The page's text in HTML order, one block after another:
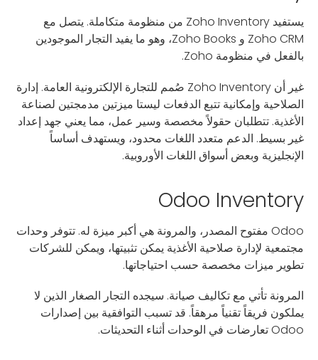
يستفيد Zoho Inventory من منظومة متكاملة. يتصل مع
Zoho CRM و Zoho Books، وهو ما يفيد التجار الموجودين
بالفعل في منظومة Zoho.
غير أن Zoho Inventory صُمم للتجارة الإلكترونية العامة. إدارة
الصلاحية وإمكانية تتبع الدفعات ليستا ميزتين مدمجتين لصناعة
الأغذية. تتطلبان حقولاً مخصصة وسير عمل، مما يعني جهد إعداد
غير بسيط. الدعم متعدد اللغات محدود، ويستهدف أساساً
الإنجليزية وبعض أسواق اللغات الأوروبية.
Odoo Inventory
Odoo مفتوح المصدر، والمرونة هي أكبر ميزة له. تتوفر وحدات
مجتمعية لإدارة صلاحية الأغذية يمكن تثبيتها، ويمكن للشركات
تطوير ميزات مخصصة حسب احتياجاتها.
المرونة تأتي مع تكاليف صيانة. سيجده التجار الصغار الذين لا
يملكون فريقاً تقنياً مرهقاً. قد تسبب التوافقية بين إصدارات
Odoo تعارضات في الوحدات أثناء التحديثات.